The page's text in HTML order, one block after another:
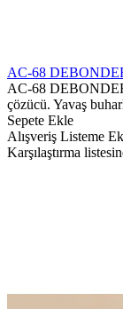
AC-68
AC-68 DEBONDER
çözücü. Yavaş
Sepete Ekle
Alışveriş Listeme
Karşılaştırma